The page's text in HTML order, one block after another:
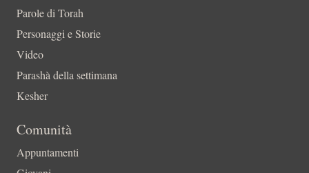
Parole di Torah
Personaggi e Storie
Video
Parashà della settimana
Kesher
Comunità
Appuntamenti